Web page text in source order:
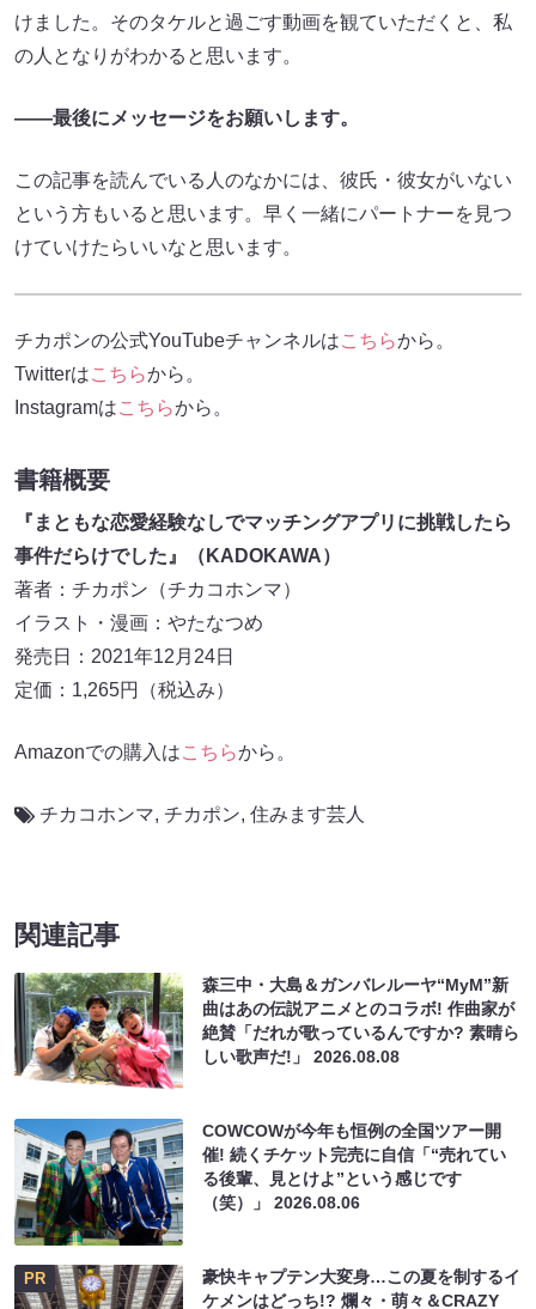
けました。そのタケルと過ごす動画を観ていただくと、私
の人となりがわかると思います。
――最後にメッセージをお願いします。
この記事を読んでいる人のなかには、彼氏・彼女がいない
という方もいると思います。早く一緒にパートナーを見つ
けていけたらいいなと思います。
チカポンの公式YouTubeチャンネルはこちらから。
Twitterはこちらから。
Instagramはこちらから。
書籍概要
『まともな恋愛経験なしでマッチングアプリに挑戦したら
事件だらけでした』（KADOKAWA）
著者：チカポン（チカコホンマ）
イラスト・漫画：やたなつめ
発売日：2021年12月24日
定価：1,265円（税込み）
Amazonでの購入はこちらから。
チカコホンマ, チカポン, 住みます芸人
関連記事
森三中・大島＆ガンバレルーヤ“MyM”新
曲はあの伝説アニメとのコラボ! 作曲家が
絶賛「だれが歌っているんですか? 素晴ら
しい歌声だ!」2026.08.08
COWCOWが今年も恒例の全国ツアー開
催! 続くチケット完売に自信「“売れてい
る後輩、見とけよ”という感じです
（笑）」2026.08.06
PR
豪快キャプテン大変身…この夏を制するイ
ケメンはどっち!? 爛々・萌々＆CRAZY